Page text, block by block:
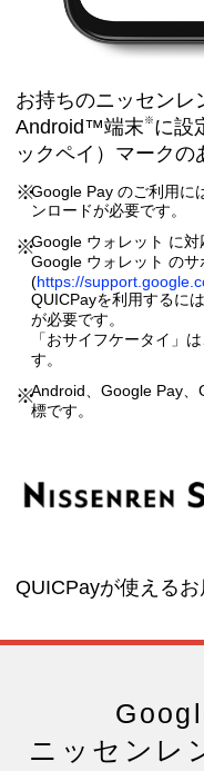
お持ちのニッセンレ
Android™端末 ※ に設
ックペイ）マークの
Google Pay のご利用に
ンロードが必要です。
Google ウォレット に対
Google ウォレット のサ
(https://
QUICPayを利用するに
が必要です。
「おサイフケータイ」
す。
Android、Google Pay
標です。
QUICPayが使えるお
ニッセンレ